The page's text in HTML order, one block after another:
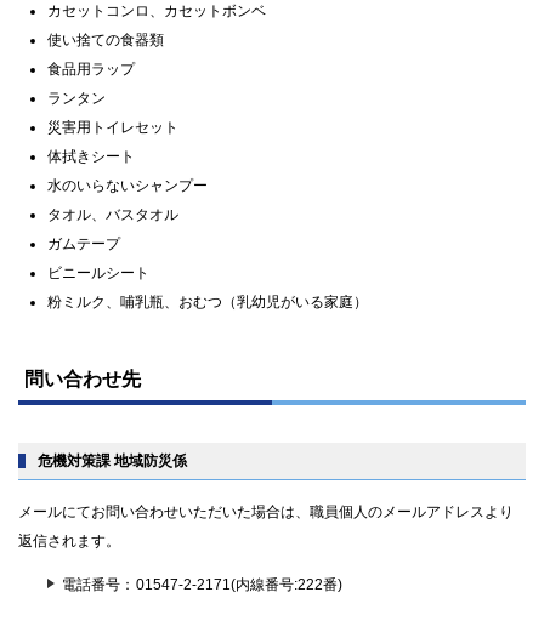
カセットコンロ、カセットボンベ
使い捨ての食器類
食品用ラップ
ランタン
災害用トイレセット
体拭きシート
水のいらないシャンプー
タオル、バスタオル
ガムテープ
ビニールシート
粉ミルク、哺乳瓶、おむつ（乳幼児がいる家庭）
ッ
プ
に
る
問い合わせ先
危機対策課 地域防災係
メールにてお問い合わせいただいた場合は、職員個人のメールアドレスより
返信されます。
電話番号 01547-2-2171(内線番号:222番)